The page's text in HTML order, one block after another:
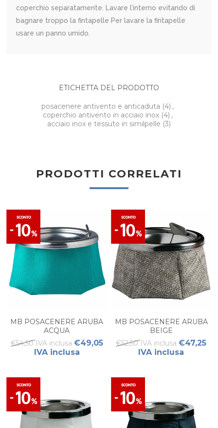
coperchio separatamente. Lavare l’interno evitando di
bagnare troppo la fintapelle Per lavare la fintapelle
usare un panno umido.
ETICHETTA DEL PRODOTTO
posacenere antivento e anticaduta (4) ,
coperchio antivento in acciaio inox (4) ,
acciaio inox e tessuto in similpelle (3)
PRODOTTI CORRELATI
MB POSACENERE ARUBA
ACQUA
€54,50 IVA inclusa €49,05
IVA inclusa
MB POSACENERE ARUBA
BEIGE
€52,50 IVA inclusa €47,25
IVA inclusa